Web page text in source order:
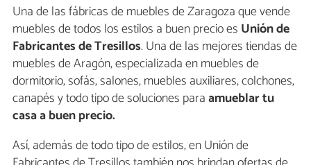
Una de las fábricas de muebles de Zaragoza que vende
muebles de todos los estilos a buen precio es Unión de
Fabricantes de Tresillos. Una de las mejores tiendas de
muebles de Aragón, especializada en muebles de
dormitorio, sofás, salones, muebles auxiliares, colchones,
canapés y todo tipo de soluciones paraamueblar tu
casa a buen precio.
Así, además de todo tipo de estilos, en Unión de